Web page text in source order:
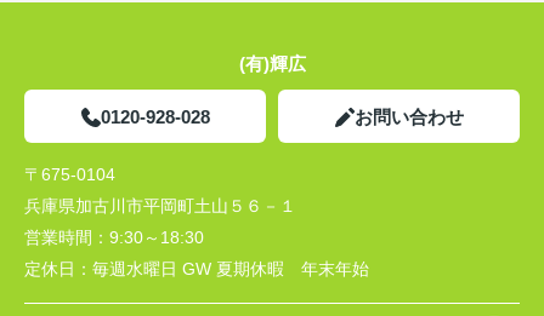
(有)輝広
0120-928-028 お問い合わせ
〒675-0104
兵庫県加古川市平岡町土山５６－１
営業時間： 9:30～18:30
定休日： 毎週水曜日 GW 夏期休暇 年末年始